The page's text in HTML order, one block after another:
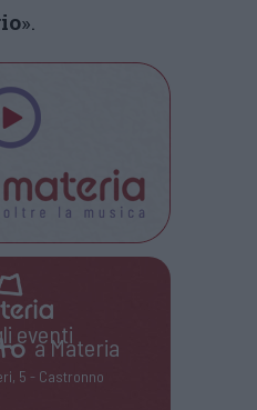
».
eventi
a Materia
5 - Castronno